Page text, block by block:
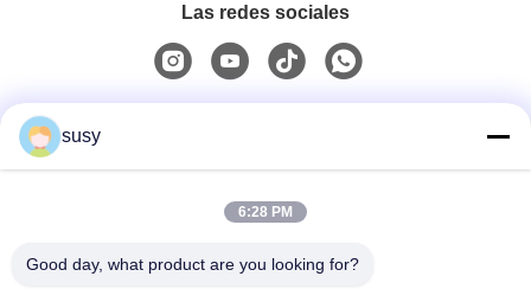
Las redes sociales
0086-19952400441
susy
6:28 PM
Good day, what product are you looking for?